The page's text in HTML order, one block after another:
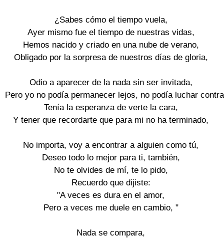
¿Sabes cómo el tiempo vuela,
Ayer mismo fue el tiempo de nuestras vidas,
Hemos nacido y criado en una nube de verano,
Obligado por la sorpresa de nuestros días de gloria,
Odio a aparecer de la nada sin ser invitada,
Pero yo no podía permanecer lejos, no podía luchar
Tenía la esperanza de verte la cara,
Y tener que recordarte que para mi no ha terminado,
No importa, voy a encontrar a alguien como tú,
Deseo todo lo mejor para ti, también,
No te olvides de mí, te lo pido,
Recuerdo que dijiste:
"A veces es dura en el amor,
Pero a veces me duele en cambio, "
Nada se compara,